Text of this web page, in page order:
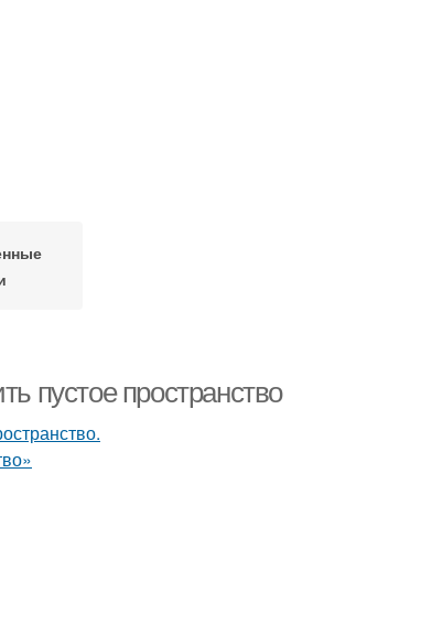
пустое пространство